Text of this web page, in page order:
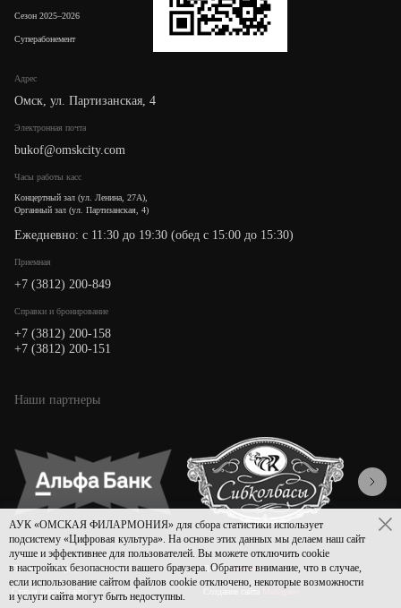
Адрес
Омск, ул. Партизанская, 4
Электронная почта
bukof@omskcity.com
Часы работы касс
Концертный зал (ул. Ленина, 27А),
Органный зал (ул. Партизанская, 4)
Ежедневно: с 11:30 до 19:30 (обед с 15:00 до 15:30)
Приемная
+7 (3812) 200-849
Cправки и бронирование
+7 (3812) 200-158
+7 (3812) 200-151
Сезон 2025–2026
Суперабонемент
Наши партнеры
Политика конфиденциальности
Старая версия сайта
ДизайнAsmart
Mahogany
АУК «ОМСКАЯ ФИЛАРМОНИЯ» для сбора статистики использует
подсистему «Цифровая культура». На основе этих данных мы делаем наш сайт
лучше и эффективнее для пользователей. Вы можете отключить cookie
в настройках безопасности вашего браузера. Обратите внимание, что в случае,
если использование сайтом файлов cookie отключено, некоторые возможности
и услуги сайта могут быть недоступны.